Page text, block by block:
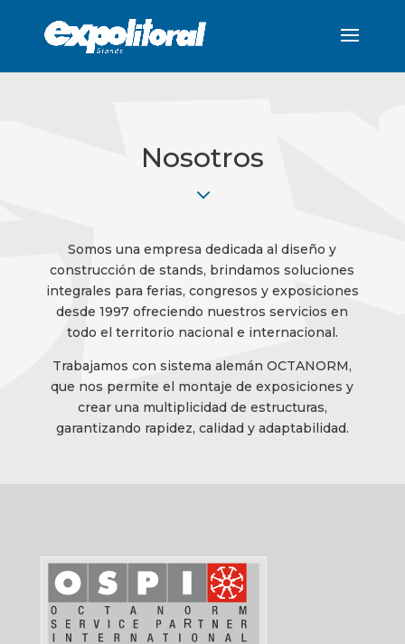
Nosotros
3
Somos una empresa dedicada al diseño y
construcción de stands, brindamos soluciones
integrales para ferias, congresos y exposiciones
desde 1997 ofreciendo nuestros servicios en
todo el territorio nacional e internacional.
Trabajamos con sistema alemán OCTANORM,
que nos permite el montaje de exposiciones y
crear una multiplicidad de estructuras,
garantizando rapidez, calidad y adaptabilidad.